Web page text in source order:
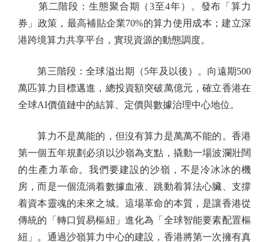
第二階段：生態聚合期（3至4年）。發布「算力
券」政策，最高補貼企業70%的算力使用成本；建立深
港跨境算力共享平台，實現資源的動態調度。
第三階段：全球溢出期（5年及以後）。向遠期500
萬匹算力目標邁進，總投資額突破萬億元，確立香港在
全球AI價值鏈中的結算、定價與數據治理中心地位。
算力不是萬能的，但沒有算力是萬萬不能的。香港
第一個五年規劃必須以沙嶺為支點，撬動一場波瀾壯闊
的生產力革命。我們要建設的沙嶺，不是冷冰冰的機
房，而是一個流淌着數據血液、跳動着算法心臟、支撐
着資本靈魂的未來之城。這場革命的本質，是讓香港從
傳統的「轉口貿易樞紐」進化為「全球智能要素配置樞
紐」。通過沙嶺算力中心的建設，香港將第一次擁有真